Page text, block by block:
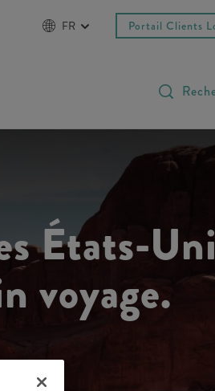
FR Portail Clients
États-
voyage.